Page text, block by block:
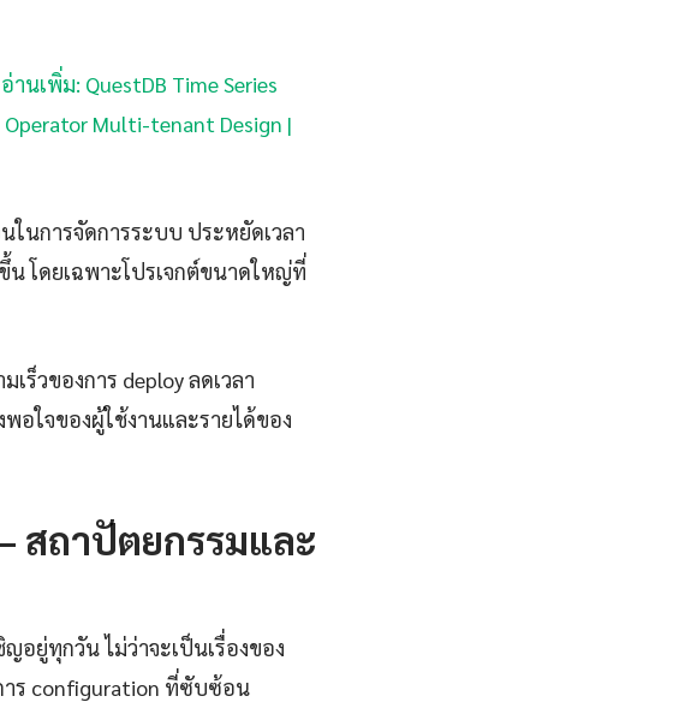
อ่านเพิ่ม: QuestDB Time Series
Multi-tenant Design |
นการจัดการระบบ ประหยัดเวลา
โดยเฉพาะโปรเจกต์ขนาดใหญ่ที่
ร็วของการ deploy ลดเวลา
อใจของผู้ใช้งานและรายได้ของ
สถาปัตยกรรมและ
อยู่ทุกวัน ไม่ว่าจะเป็นเรื่องของ
าร configuration ที่ซับซ้อน